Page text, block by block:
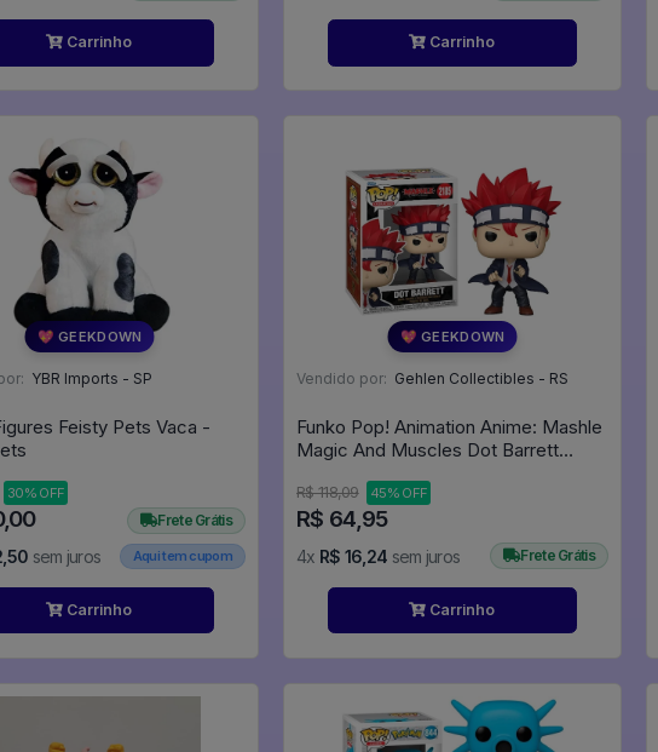
Carrinho Carrinho
💖 GEEKDOWN
YBR Imports - SP
Feisty Pets Vaca -
30% OFF
sem juros
Frete Grátis
Aqui tem cupom
Carrinho
💖 GEEKDOWN
Vendido por: Gehlen Collectibles - RS
Funko Pop! Animation Anime: Mashle
Magic And Muscles Dot Barrett
#2185
R$ 118,09 45% OFF
R$ 64,95
4x R$ 16,24 sem juros Frete Grátis
Carrinho